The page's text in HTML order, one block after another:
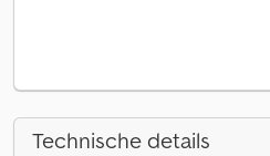
Technische details